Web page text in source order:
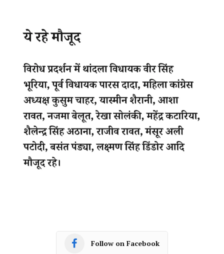
Follow on Facebook